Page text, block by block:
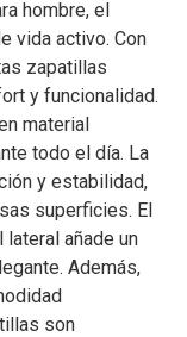
hombre, el
vida activo. Con
zapatillas
y funcionalidad.
material
todo el día. La
y estabilidad,
superficies. El
añade un
Además,
son